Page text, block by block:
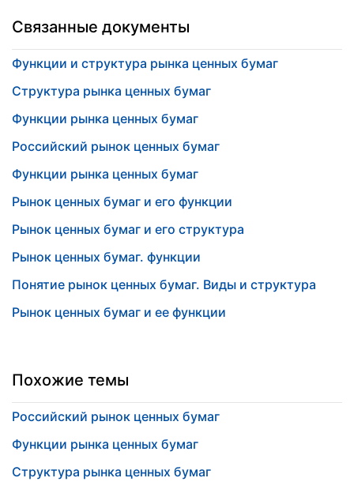
Связанные документы
Функции и структура рынка ценных бумаг
Структура рынка ценных бумаг
Функции рынка ценных бумаг
Российский рынок ценных бумаг
Функции рынка ценных бумаг
Рынок ценных бумаг и его функции
Рынок ценных бумаг и его структура
Рынок ценных бумаг. функции
Понятие рынок ценных бумаг. Виды и структура
Рынок ценных бумаг и ее функции
Похожие темы
Российский рынок ценных бумаг
Функции рынка ценных бумаг
Структура рынка ценных бумаг